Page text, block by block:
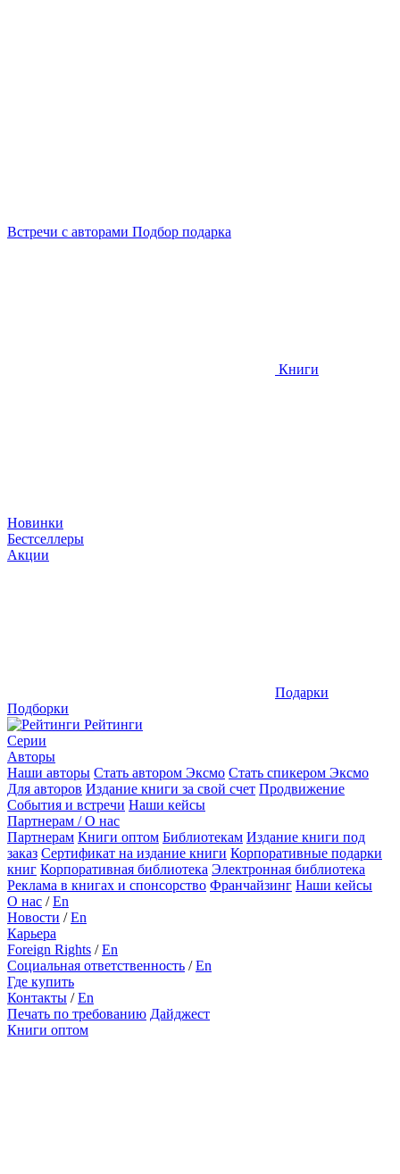
Встречи с авторами Подбор подарка
Книги
Новинки
Бестселлеры
Акции
Подарки
Подборки
Рейтинги
Серии
Авторы
Наши авторы Стать автором Эксмо Стать спикером Эксмо
Для авторов Издание книги за свой счет Продвижение
События и встречи Наши кейсы
Партнерам / О нас
Партнерам Книги оптом Библиотекам Издание книги под
заказ Сертификат на издание книги Корпоративные подарки
книг Корпоративная библиотека Электронная библиотека
Реклама в книгах и спонсорство Франчайзинг Наши кейсы
О нас /En
Новости /En
Карьера
Foreign Rights /En
Социальная ответственность /En
Где купить
Контакты /En
Печать по требованию Дайджест
Книги оптом